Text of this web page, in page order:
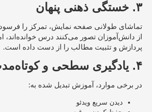
۳. خستگی ذهنی پنهان
تماشای طولانی صفحه نمایش، تمرکز را
از دانش‌آموزان تصور می‌کنند درس خوانده‌اند،
پردازش و تثبیت مطالب را از دست داده است.
۴. یادگیری سطحی و کوتاه‌مدت
در برخی موارد، آموزش تبدیل شده به:
دیدن سریع ویدئو